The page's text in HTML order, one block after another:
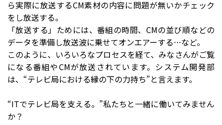
ら実際に放送するCM素材の内容に問題が無いかチェック
をし放送する。
「放送する」ためには、番組の時間、CMの並び順などの
データを準備し放送波に乗せてオンエアーする…など。
このように、いろいろなプロセスを経て、みなさんがご覧
になる番組やCMが放送されています。システム開発部
は、“テレビ局における縁の下の力持ち”と言えます。
“ITでテレビ局を支える。”私たちと一緒に働いてみません
か？